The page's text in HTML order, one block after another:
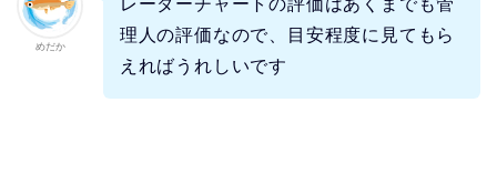
めだか
理人の評価なので、目安程度に見てもら
えればうれしいです